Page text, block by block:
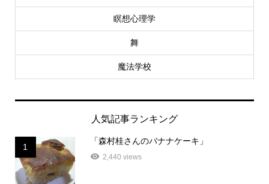
瞑想心理学
舞
魔法学校
人気記事ランキング
1
「森村桂さんのバナナケーキ」
2,440 views